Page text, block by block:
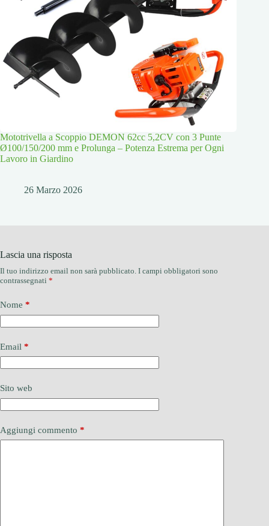
Mototrivella a Scoppio DEMON 62cc 5,2CV con 3 Punte
Ø100/150/200 mm e Prolunga – Potenza Estrema per Ogni
Lavoro in Giardino
26 Marzo 2026
Lascia una risposta
Il tuo indirizzo email non sarà pubblicato. I campi obbligatori sono
contrassegnati *
Nome *
Email *
Sito web
Aggiungi commento *